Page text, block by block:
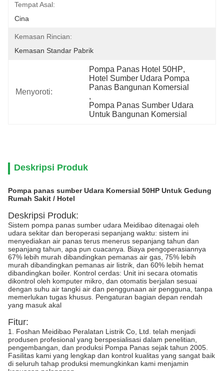
Tempat Asal:
Cina
Kemasan Rincian:
Kemasan Standar Pabrik
Menyoroti:
Pompa Panas Hotel 50HP,
Hotel Sumber Udara Pompa
Panas Bangunan Komersial
,
Pompa Panas Sumber Udara
Untuk Bangunan Komersial
Deskripsi Produk
Pompa panas sumber Udara Komersial 50HP Untuk Gedung
Rumah Sakit / Hotel
Deskripsi Produk:
Sistem pompa panas sumber udara Meidibao ditenagai oleh
udara sekitar dan beroperasi sepanjang waktu: sistem ini
menyediakan air panas terus menerus sepanjang tahun dan
sepanjang tahun, apa pun cuacanya. Biaya pengoperasiannya
67% lebih murah dibandingkan pemanas air gas, 75% lebih
murah dibandingkan pemanas air listrik, dan 60% lebih hemat
dibandingkan boiler. Kontrol cerdas: Unit ini secara otomatis
dikontrol oleh komputer mikro, dan otomatis berjalan sesuai
dengan suhu air tangki air dan penggunaan air pengguna, tanpa
memerlukan tugas khusus. Pengaturan bagian depan rendah
yang masuk akal
Fitur:
1. Foshan Meidibao Peralatan Listrik Co, Ltd. telah menjadi
produsen profesional yang berspesialisasi dalam penelitian,
pengembangan, dan produksi Pompa Panas sejak tahun 2005.
Fasilitas kami yang lengkap dan kontrol kualitas yang sangat baik
di seluruh tahap produksi memungkinkan kami menjamin